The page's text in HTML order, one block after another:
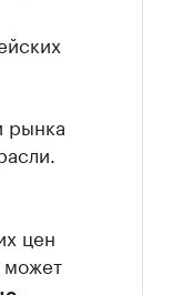
рынка
цен
может